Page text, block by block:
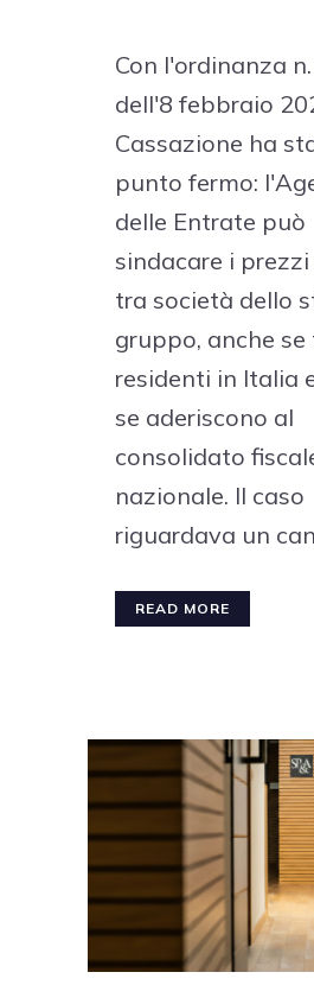
Con l'ordinanza
dell'8 febbraio
Cassazione ha
punto fermo:
delle Entrate può
sindacare i
tra società dello
gruppo, anche
residenti in Italia
se aderiscono al
consolidato
nazionale. Il caso
riguardava un
READ MORE